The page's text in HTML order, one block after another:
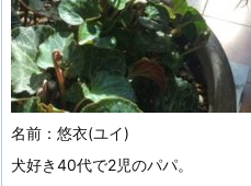
名前：悠衣(ユイ)
犬好き40代で2児のパパ。